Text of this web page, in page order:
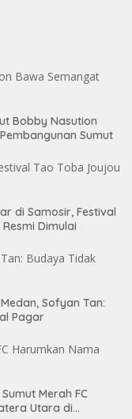
Bobby Nasution
Sumut
di Samosir, Festival
Dimulai
Sofyan Tan:
Pagar
Merah FC
Utara di